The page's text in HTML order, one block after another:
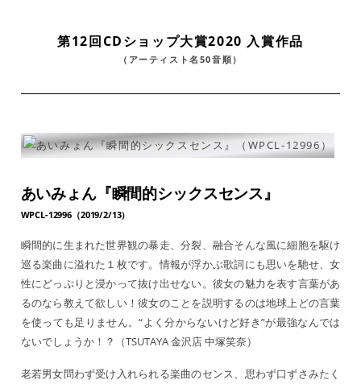
第12回CDショップ大賞2020 入賞作品
（アーティスト名50音順）
あいみょん『瞬間的シックスセンス』
WPCL-12996（2019/2/13）
瞬間的に生まれた世界観の暴走、分裂、融合そんな風に細胞を駆け
巡る楽曲に溢れた１枚です。情報が浮かぶ歌詞にも思いを馳せ、女
性にどっぷりと浸かって抜け出せない。彼女の魅力を表す言葉があ
るのなら教えて欲しい！彼女のことを説明するのは地球上どの言葉
を使っても足りません。“よく分からないけど好き”が最強なんでは
ないでしょうか！？（TSUTAYA 金沢店 中塚笑奈）
老若男女問わず受け入れられる楽曲のセンス、思わず口ずさみたく